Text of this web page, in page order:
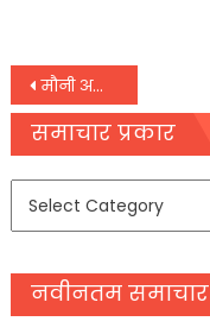
Post
navigation
मौनी अमावस्या पर पश्चिम वाहिनी गंगातट पर श्रद्घालुओं ने लगायी डुबकी
समाचार प्रकार
समाचार
नवीनतम समाचार